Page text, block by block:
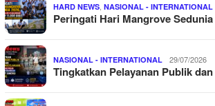
HARD NEWS, NASIONAL - INTERNATIONAL
Peringati Hari Mangrove
NASIONAL - INTERNATIONAL 29/07/2026
Tingkatkan Pelayanan Publik